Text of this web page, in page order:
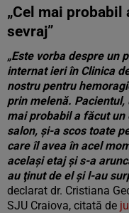
„Cel mai
sevraj”
„Este vorba despre un
internat ieri în Clinica
nostru pentru
prin melenă.
mai probabil a făcut un
salon, şi-a scos toate
care îl avea în acel
acelaşi etaj şi s-a
au ţinut de el şi l-au
declarat dr. Cristiana
SJU Craiova, citată de